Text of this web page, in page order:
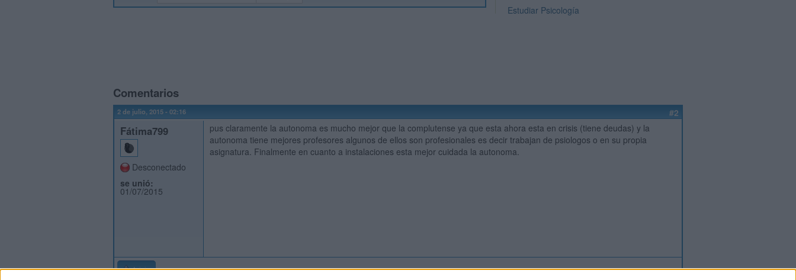
Estudiar Psicología
Comentarios
2 de julio, 2015 - 02:16 #2
Fátima799
Desconectado
se unió:
01/07/2015
pus claramente la autonoma es mucho mejor que la complutense ya que esta ahora esta en crisis (tiene deudas) y la
autonoma tiene mejores profesores algunos de ellos son profesionales es decir trabajan de psiologos o en su propia
asignatura. Finalmente en cuanto a instalaciones esta mejor cuidada la autonoma.
Inicio Inicia sesiónoregístratepara enviar comentarios